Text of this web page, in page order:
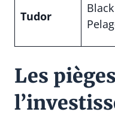
Tudor
Les